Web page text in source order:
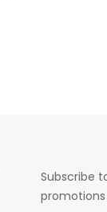
Subscribe
promotions